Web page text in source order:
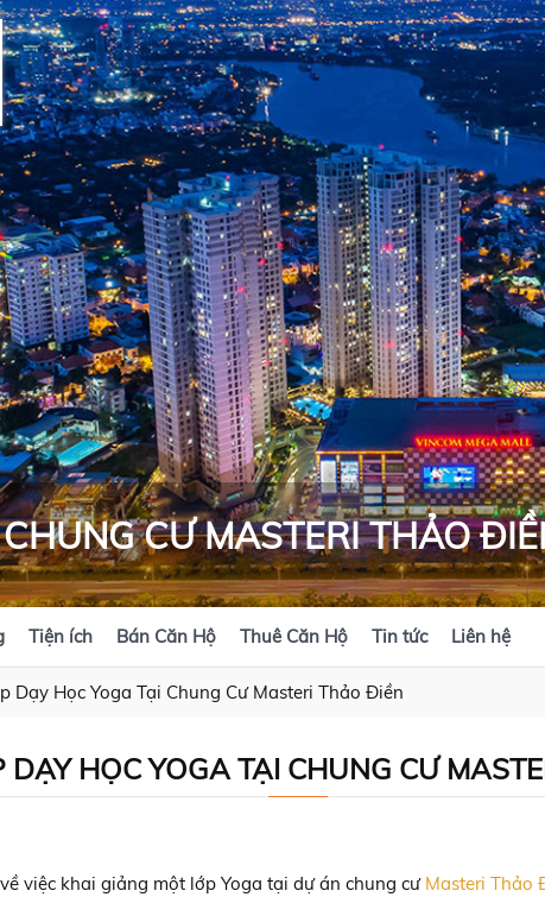
CƯ MASTERI THẢO
Tiện ích Bán Căn Hộ Thuê Căn Hộ Tin tức Liên hệ
Dạy Học Yoga Tại Chung Cư Masteri Thảo Điền
DẠY HỌC YOGA TẠI CHUNG CƯ
việc khai giảng một lớp Yoga tại dự án chung cư Masteri Thảo